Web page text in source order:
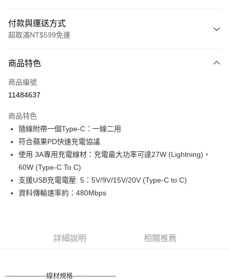
付款與運送方式
超取滿NT$599免運
信用卡一次付款
超商取貨付款
Apple Pay
街口支付
悠遊付
ATM付款
每筆NT$80，滿NT$599(含以上)免運費
每筆NT$80，滿NT$599(含以上)免運費
商品特色
商品編號
11484637
商品特色
隨線附帶一個Type-C：一線二用
符合蘋果PD快速充電協議
使用 3A專用充電線材：充電最大功率可達27W (Lightning)，
60W (Type-C To C)
支援USB充電電壓: 5：5V/9V/15V/20V (Type-C to C)
資料傳輸速率約：480Mbps
詳細說明 相關推薦
--------------------線材規格---------------------